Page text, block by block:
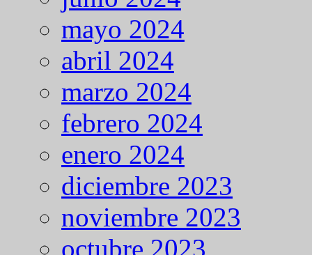
mayo 2024
abril 2024
marzo 2024
febrero 2024
enero 2024
diciembre 2023
noviembre 2023
octubre 2023